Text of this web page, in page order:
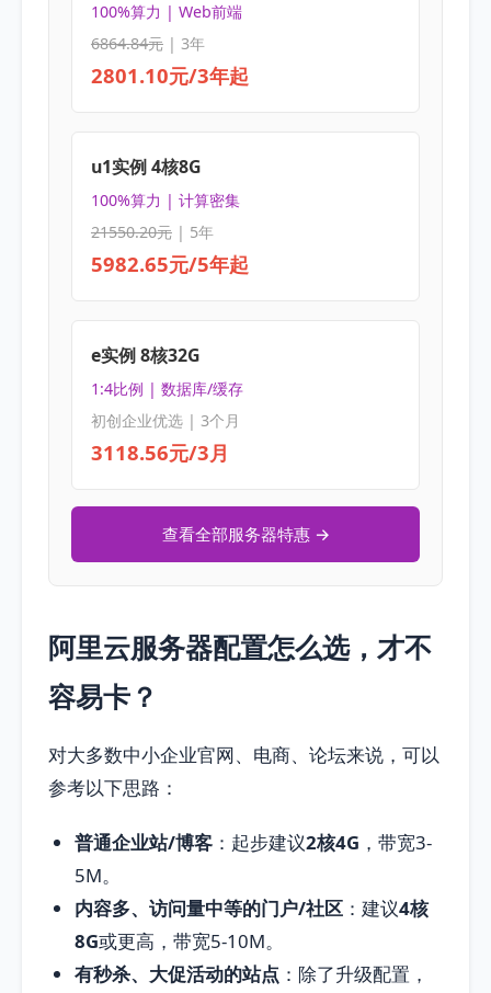
100%算力 | Web前端
6864.84元| 3年
2801.10元/3年起
u1实例 4核8G
100%算力 | 计算密集
21550.20元| 5年
5982.65元/5年起
e实例 8核32G
1:4比例 | 数据库/缓存
初创企业优选 | 3个月
3118.56元/3月
查看全部服务器特惠 →
阿里云服务器配置怎么选，才不
容易卡？
对大多数中小企业官网、电商、论坛来说，可以
参考以下思路：
普通企业站/博客 ：起步建议2核4G ，带宽3-
5M。
内容多、访问量中等的门户/社区 ：建议4核
8G或更高，带宽5-10M。
有秒杀、大促活动的站点 ：除了升级配置，